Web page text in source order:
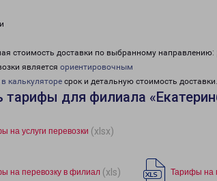
стоимость доставки по выбранному направлению:
является ориентировочным
калькуляторе срок и детальную стоимость доставки.
тарифы для филиала
на услуги перевозки (xlsx)
на перевозку в филиал (xls) Тарифы на